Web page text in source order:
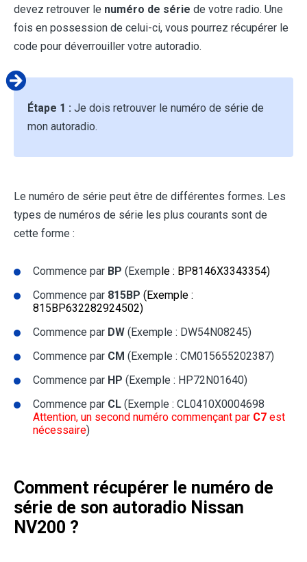
devez retrouver le numéro de série de votre radio. Une
fois en possession de celui-ci, vous pourrez récupérer le
code pour déverrouiller votre autoradio.
Étape 1 : Je dois retrouver le numéro de série de
mon autoradio.
Le numéro de série peut être de différentes formes. Les
types de numéros de série les plus courants sont de
cette forme :
Commence par BP (Exemp le : BP8146X3343354)
Commence par 815BP (Exemple :
815BP632282924502)
Commence par DW (Exemple : DW54N08245)
Commence par CM (Exemple : CM015655202387)
Commence par HP (Exemple : HP72N01640)
Commence par CL (Exemple : CL0410X0004698
Attention, un second numéro commençant par C7 est
nécessaire)
Comment récupérer le numéro de
série de son autoradio Nissan
NV200 ?